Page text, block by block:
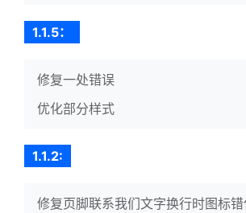
1.1.5：
修复一处错误
优化部分样式
1.1.2:
修复页脚联系我们文字换行时图标错